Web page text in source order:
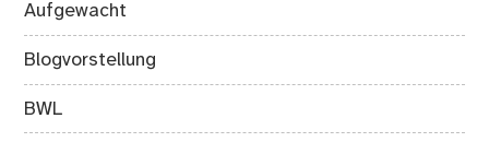
Aufgewacht
Blogvorstellung
BWL